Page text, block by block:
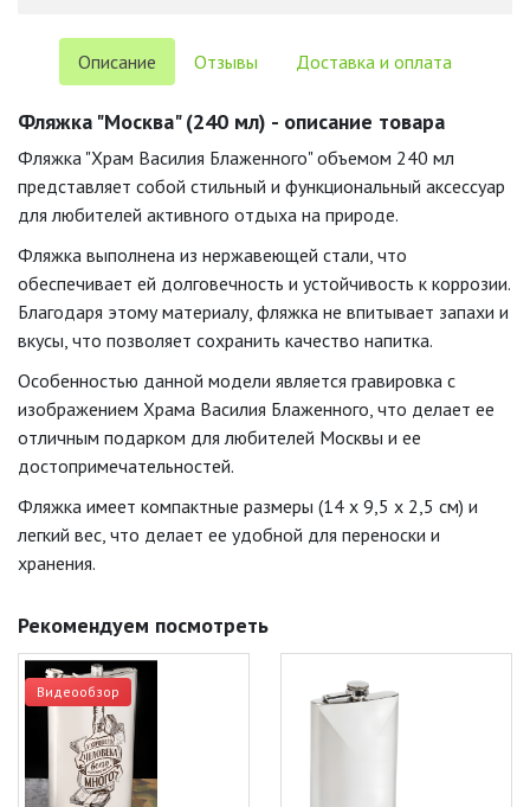
Описание Отзывы Доставка и оплата
Фляжка "Москва" (240 мл) - описание товара
Фляжка "Храм Василия Блаженного" объемом 240 мл
представляет собой стильный и функциональный аксессуар
для любителей активного отдыха на природе.
Фляжка выполнена из нержавеющей стали, что
обеспечивает ей долговечность и устойчивость к коррозии.
Благодаря этому материалу, фляжка не впитывает запахи и
вкусы, что позволяет сохранить качество напитка.
Особенностью данной модели является гравировка с
изображением Храма Василия Блаженного, что делает ее
отличным подарком для любителей Москвы и ее
достопримечательностей.
Фляжка имеет компактные размеры (14 x 9,5 x 2,5 см) и
легкий вес, что делает ее удобной для переноски и
хранения.
Рекомендуем посмотреть
Видеообзор